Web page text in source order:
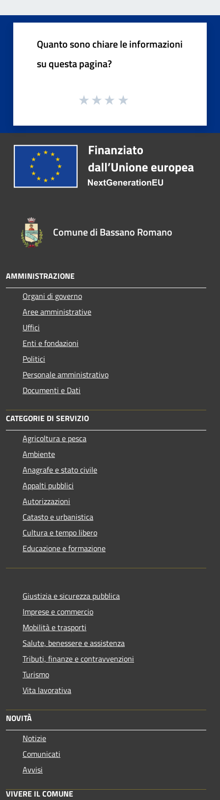
Quanto sono chiare le informazioni
su questa pagina?
Comune di Bassano Romano
AMMINISTRAZIONE
Organi di governo
Aree amministrative
Uffici
Enti e fondazioni
Politici
Personale amministrativo
Documenti e Dati
CATEGORIE DI SERVIZIO
Agricoltura e pesca
Ambiente
Anagrafe e stato civile
Appalti pubblici
Autorizzazioni
Catasto e urbanistica
Cultura e tempo libero
Educazione e formazione
Giustizia e sicurezza pubblica
Imprese e commercio
Mobilità e trasporti
Salute, benessere e assistenza
Tributi, finanze e contravvenzioni
Turismo
Vita lavorativa
NOVITÀ
Notizie
Comunicati
Avvisi
VIVERE IL COMUNE